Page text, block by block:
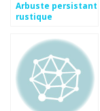
Arbuste persistant
rustique